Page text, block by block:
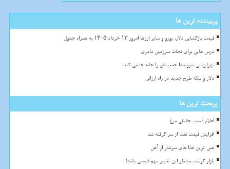
پربیننده ترین ها
قیمت بازگشایی دلار، یورو و سایر ارزها امروز ۱۳ خرداد ۱۴۰۵ به همراه جدول
درس هایی برای نجات سرزمین مادری
تهران، بی سروصدا جمعیتش را جابه جا می کند!
دلار و سکه طرح جدید در راه ارزانی
پربحث ترین ها
اعلام قیمت حقیقی مرغ
افزایش قیمت نفت از سر گرفته شد
غنی ترین غذا های سرشار از آهن
بازار گوشت منتظر این تغییر مهم قیمتی باشد!